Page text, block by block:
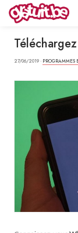
27/06/2019 · PROGRAMMES